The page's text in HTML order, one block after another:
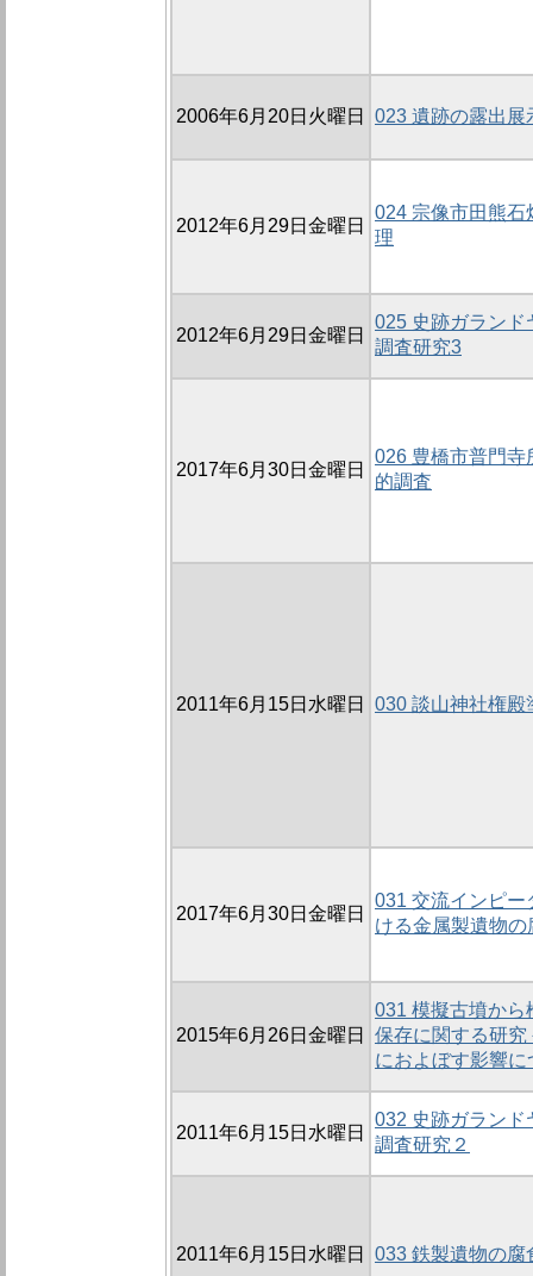
2006年6月20日火曜日 023 遺跡の露出展
2012年6月29日金曜日
024 宗像市田熊石
理
2012年6月29日金曜日
025 史跡ガランド
調査研究3
2017年6月30日金曜日
026 豊橋市普門寺
的調査
2011年6月15日水曜日 030 談山神社権殿
2017年6月30日金曜日
031 交流インピー
ける金属製遺物
2015年6月26日金曜日
031 模擬古墳から
保存に関する研
におよぼす影響に
2011年6月15日水曜日
032 史跡ガランド
調査研究２
2011年6月15日水曜日 033 鉄製遺物の腐